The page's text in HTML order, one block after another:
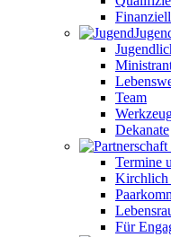
Team
Dekanate
Termine
Kirchlich
Für